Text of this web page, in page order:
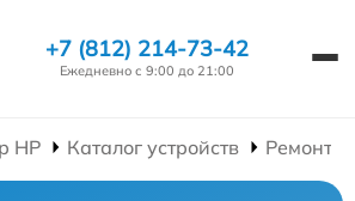
+7 (812) 214-73-42
Ежедневно с 9:00 до 21:00
HP Каталог устройств Ремонт